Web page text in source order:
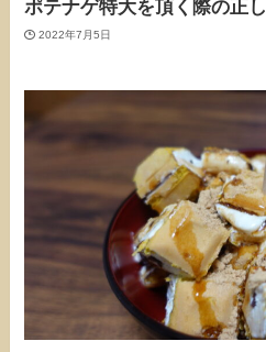
ポテナゲ特大を頂く際の正
2022年7月5日